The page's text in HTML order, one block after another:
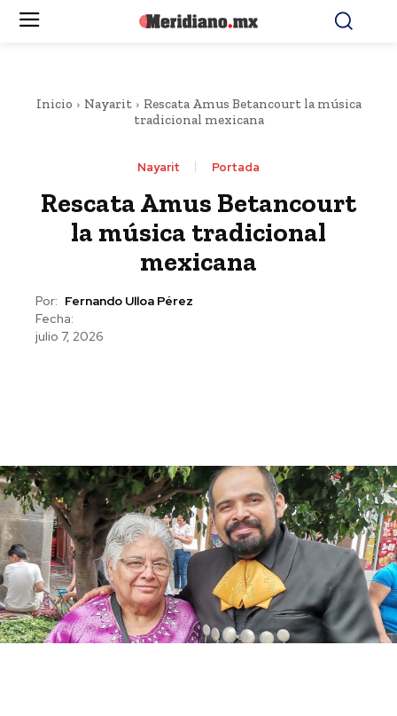
Inicio Nayarit
Rescata Amus Betancourt la música
tradicional mexicana
Nayarit Portada
Rescata Amus Betancourt
la música tradicional
mexicana
Por: Fernando Ulloa Pérez
Fecha:
julio 7, 2026